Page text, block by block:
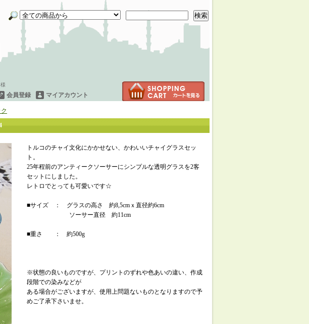
検索
会員登録 マイアカウント
トルコのチャイ文化にかかせない、かわいいチャイグラスセッ
ト。
25年程前のアンティークソーサーにシンプルな透明グラスを2客
セットにしました。
レトロでとっても可愛いです☆
■サイズ ： グラスの高さ 約8,5cmｘ直径約6cm
ソーサー直径 約11cm
■重さ ： 約500g
※状態の良いものですが、プリントのずれや色あいの違い、作成
段階での染みなどが
ある場合がございますが、使用上問題ないものとなりますので予
めご了承下さいませ。